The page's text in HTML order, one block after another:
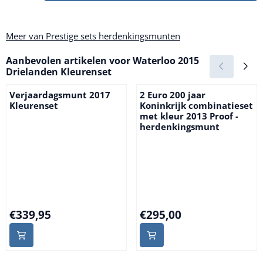
Meer van Prestige sets herdenkingsmunten
Aanbevolen artikelen voorWaterloo 2015
Drielanden Kleurenset
Verjaardagsmunt 2017
Kleurenset
Prijs: 339,95
€339,95
2 Euro 200 jaar
Koninkrijk combinatieset
met kleur 2013 Proof -
herdenkingsmunt
Prijs: 295,00
€295,00